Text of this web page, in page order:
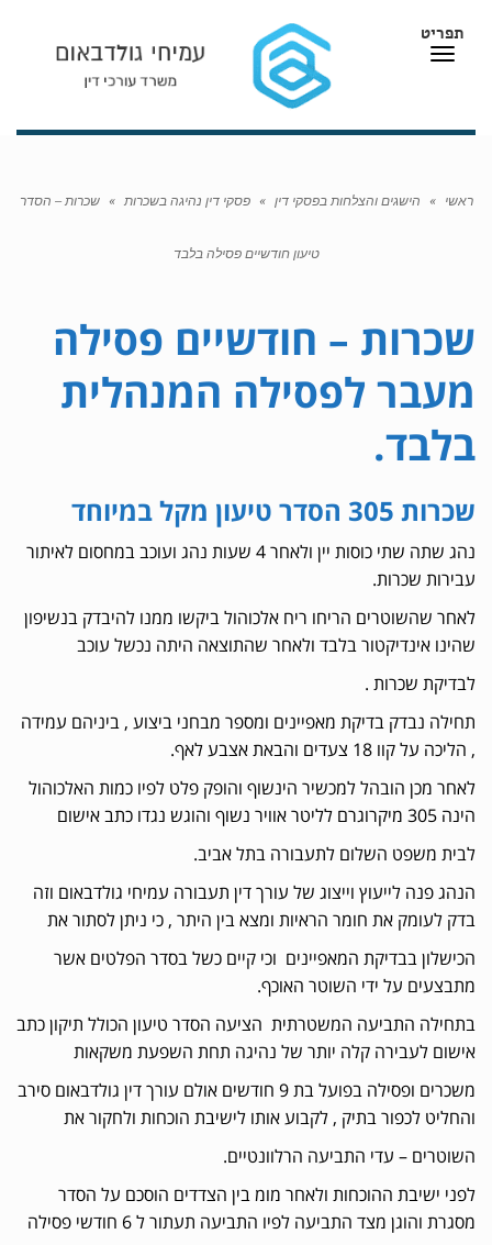
תפריט
תפריט
ראשי » הישגים והצלחות בפסקי דין » פסקי דין נהיגה בשכרות » שכרות – הסדר
טיעון חודשיים פסילה בלבד
שכרות – חודשיים פסילה
מעבר לפסילה המנהלית
בלבד.
שכרות 305 הסדר טיעון מקל במיוחד
נהג שתה שתי כוסות יין ולאחר 4 שעות נהג ועוכב במחסום לאיתור
עבירות שכרות.
לאחר שהשוטרים הריחו ריח אלכוהול ביקשו ממנו להיבדק בנשיפון
שהינו אינדיקטור בלבד ולאחר שהתוצאה היתה נכשל עוכב
לבדיקת שכרות .
תחילה נבדק בדיקת מאפיינים ומספר מבחני ביצוע , ביניהם עמידה
, הליכה על קוו 18 צעדים והבאת אצבע לאף.
לאחר מכן הובהל למכשיר הינשוף והופק פלט לפיו כמות האלכוהול
הינה 305 מיקרוגרם לליטר אוויר נשוף והוגש נגדו כתב אישום
לבית משפט השלום לתעבורה בתל אביב.
הנהג פנה לייעוץ וייצוג של עורך דין תעבורה עמיחי גולדבאום וזה
בדק לעומק את חומר הראיות ומצא בין היתר , כי ניתן לסתור את
הכישלון בבדיקת המאפיינים וכי קיים כשל בסדר הפלטים אשר
מתבצעים על ידי השוטר האוכף.
בתחילה התביעה המשטרתית הציעה הסדר טיעון הכולל תיקון כתב
אישום לעבירה קלה יותר של נהיגה תחת השפעת משקאות
משכרים ופסילה בפועל בת 9 חודשים אולם עורך דין גולדבאום סירב
והחליט לכפור בתיק , לקבוע אותו לישיבת הוכחות ולחקור את
השוטרים – עדי התביעה הרלוונטיים.
לפני ישיבת ההוכחות ולאחר מומ בין הצדדים הוסכם על הסדר
מסגרת והוגן מצד התביעה לפיו התביעה תעתור ל 6 חודשי פסילה